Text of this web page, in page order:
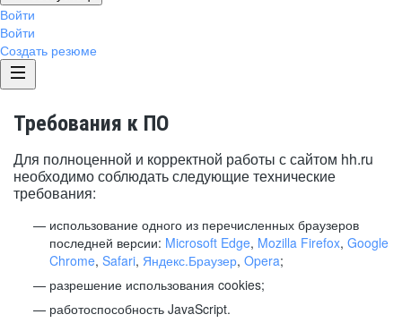
Войти
Войти
Создать резюме
Требования к ПО
Для полноценной и корректной работы с сайтом hh.ru
необходимо соблюдать следующие технические
требования:
использование одного из перечисленных браузеров
последней версии: Microsoft Edge, Mozilla Firefox, Google
Chrome, Safari, Яндекс.Браузер, Opera;
разрешение использования cookies;
работоспособность JavaScript.